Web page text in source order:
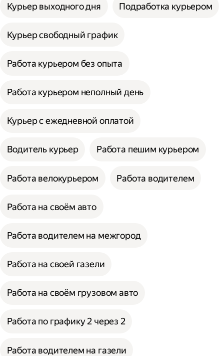
Курьер выходного дня Подработка курьером
Курьер свободный график
Работа курьером без опыта
Работа курьером неполный день
Курьер с ежедневной оплатой
Водитель курьер Работа пешим курьером
Работа велокурьером Работа водителем
Работа на своём авто
Работа водителем на межгород
Работа на своей газели
Работа на своём грузовом авто
Работа по графику 2 через 2
Работа водителем на газели